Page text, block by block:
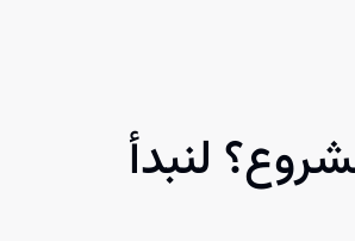
لنبدأ